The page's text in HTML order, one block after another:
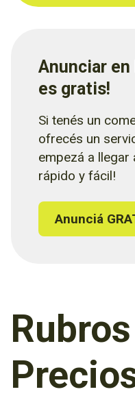
Anunciar en
es gratis!
Si tenés un
ofrecés un
empezá a llegar
rápido y fácil!
Anunciá
Rubros